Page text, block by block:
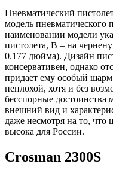
Пневматический
модель пневматического
наименовании модели
пистолета, B – на
0.177 дюйма). Дизайн
консервативен, однако
придает ему особый
неплохой, хотя и без
бесспорные достоинства
внешний вид и
даже несмотря на то, что
высока для России.
Crosman 2300S